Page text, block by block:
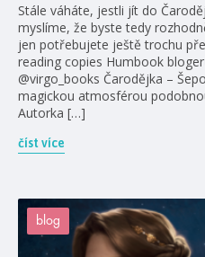
Stále váháte, jestli jít do
myslíme, že byste tedy
jen potřebujete ještě trochu
reading copies Humbook
@virgo_books Čarodějka –
magickou atmosférou
Autorka […]
číst více
blog